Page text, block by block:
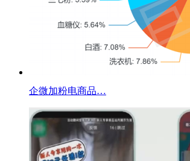
企微加粉电商品…